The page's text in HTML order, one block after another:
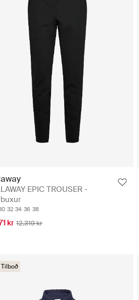
EPIC TROUSER -
32 34 36 38
kr 12.319 kr
Tilboð